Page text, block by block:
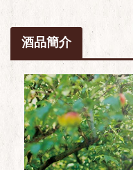
酒品簡介